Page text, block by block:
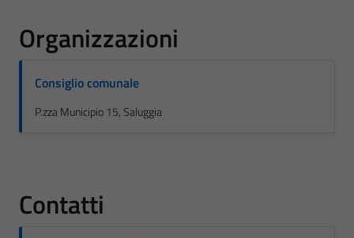
Organizzazioni
Consiglio comunale
P.zza Municipio 15, Saluggia
Contatti